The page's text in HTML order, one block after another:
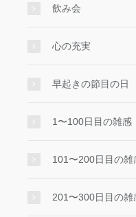
飲み会
心の充実
早起きの節目の日
1〜100日目の雑感
101〜200日目の雑
201〜300日目の雑